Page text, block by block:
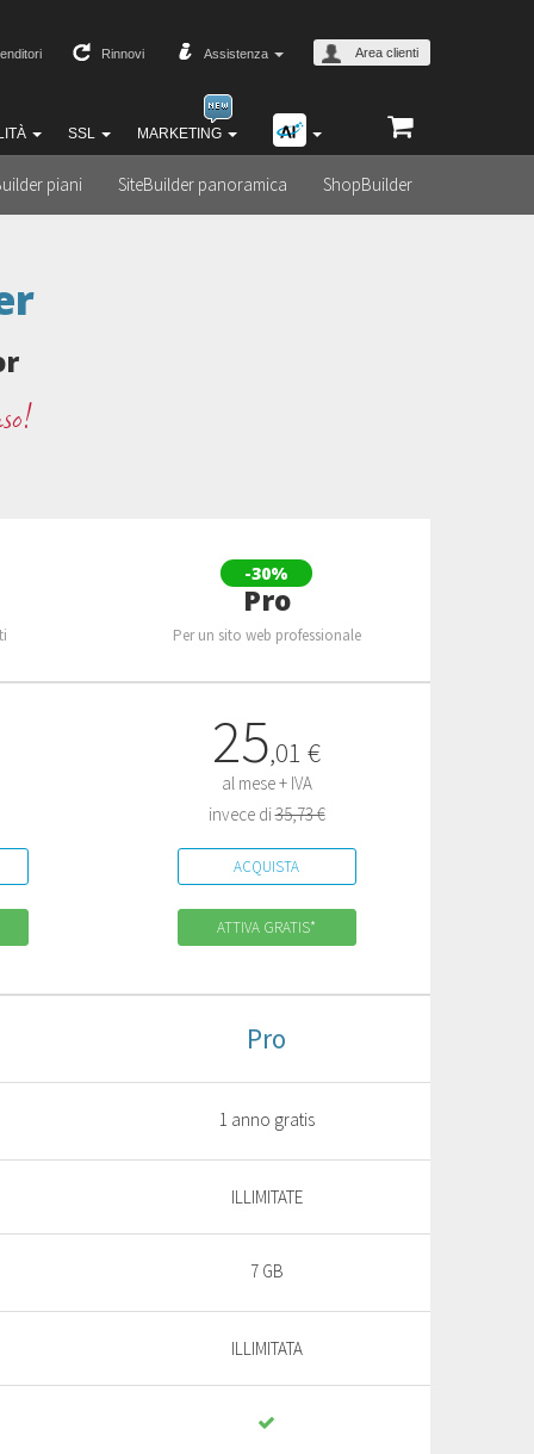
SSL MARKETING
Rinnovi Assistenza Area clienti
piani SiteBuilder panoramica ShopBuilder
-30%
Pro
Per un sito web professionale
25,01 €
al mese + IVA
invece di35,73 €
ACQUISTA
ATTIVA GRATIS*
Pro
1 anno gratis
ILLIMITATE
7 GB
ILLIMITATA